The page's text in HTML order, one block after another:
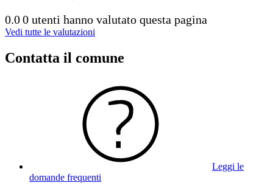
0.00 utenti hanno valutato questa pagina
Vedi tutte le valutazioni
Contatta il comune
Leggi le
domande frequenti